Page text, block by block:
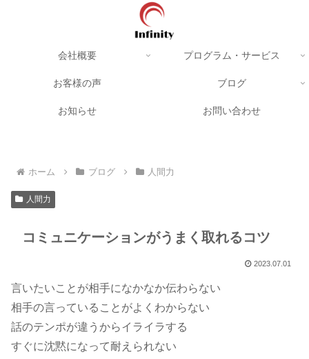
会社概要 プログラム・サービス
お客様の声 ブログ
お知らせ お問い合わせ
ホーム ブログ 人間力
人間力
コミュニケーションがうまく取れるコツ
2023.07.01
言いたいことが相手になかなか伝わらない
相手の言っていることがよくわからない
話のテンポが違うからイライラする
すぐに沈黙になって耐えられない